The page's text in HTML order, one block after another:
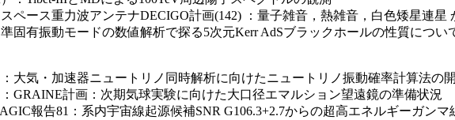
ース重力波アンテナDECIGO計画(142) ：量子雑音，熱雑音，白色矮星連星
有振動モードの数値解析で探る5次元Kerr AdSブラックホールの性質につい
大気・加速器ニュートリノ同時解析に向けたニュートリノ振動確率計算法の
計画：次期気球実験に向けた大口径エマルション望遠鏡の準備状況
報告81：系内宇宙線起源候補SNR G106.3+2.7からの超高エネルギーガンマ